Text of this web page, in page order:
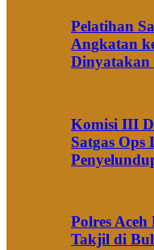
Pelatihan
Angkatan
Dinyatakan
Komisi III
Satgas Ops
Polres
Takjil di